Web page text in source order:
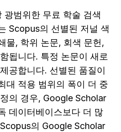
범위한 무료 학술 검색
Scopus의 선별된 저널 색
물, 학위 논문, 회색 문헌,
됩니다. 특정 논문이 새로
공합니다. 선별된 품질이
대 적용 범위의 폭이 더 중
의 경우, Google Scholar
데이터베이스보다 더 많
의 Google Scholar